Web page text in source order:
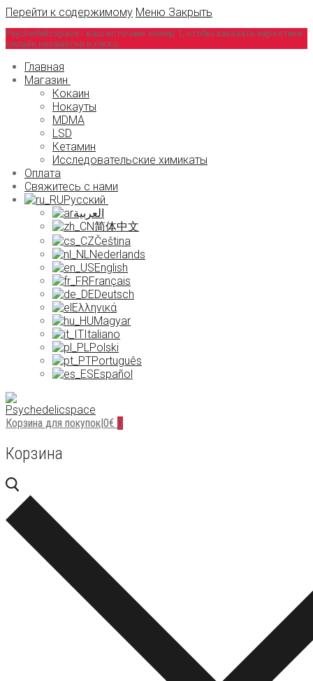
Перейти к содержимому Меню Закрыть
Psychedelicspace - ваш источник номер 1, чтобы заказать наркотики
онлайн незаметно и легко.
Главная
Магазин
Кокаин
Нокауты
MDMA
LSD
Кетамин
Исследовательские химикаты
Оплата
Свяжитесь с нами
Русский
العربية
简体中文
Čeština
Nederlands
English
Français
Deutsch
Ελληνικά
Magyar
Italiano
Polski
Português
Español
Корзина для покупок|0€ 0
Корзина